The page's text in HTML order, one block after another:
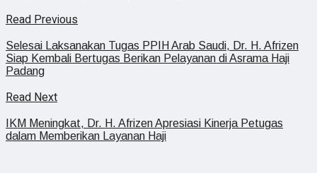
Read Previous
Selesai Laksanakan Tugas PPIH Arab Saudi, Dr. H. Afrizen
Siap Kembali Bertugas Berikan Pelayanan di Asrama Haji
Padang
Read Next
IKM Meningkat, Dr. H. Afrizen Apresiasi Kinerja Petugas
dalam Memberikan Layanan Haji